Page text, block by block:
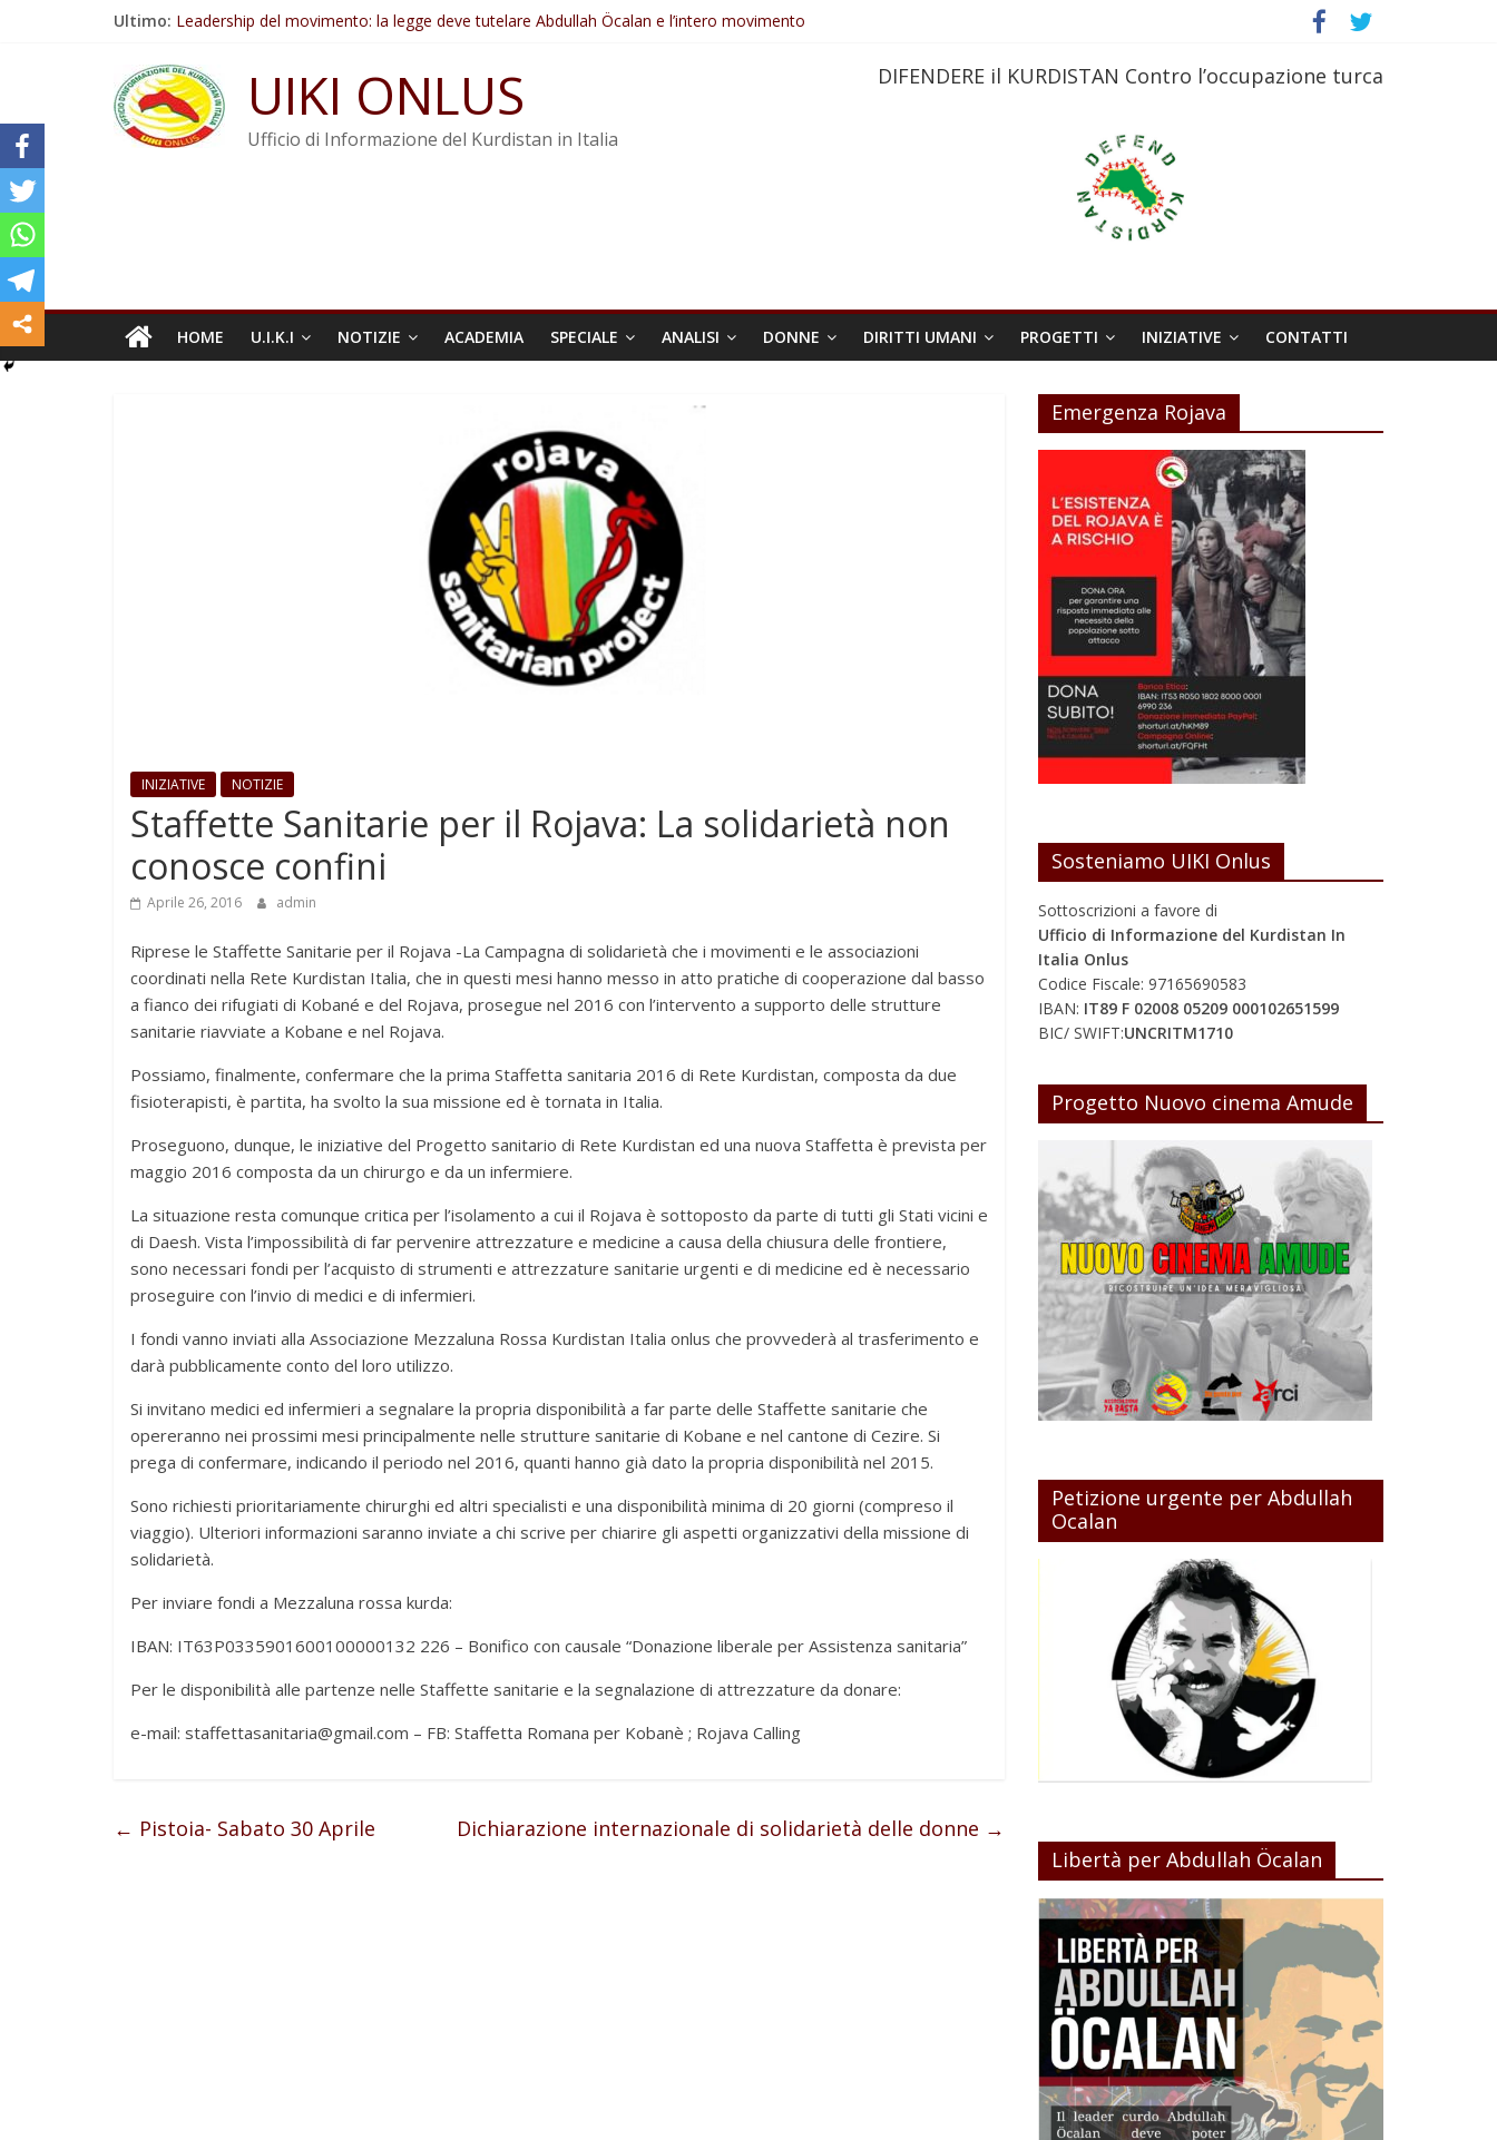
Ultimo: Leadership del movimento: la legge deve tutelare Abdullah Öcalan e l’intero movimento
Non tenere conto della situazione di Rêber Apo ostacolerebbe l’attuazione della legge
Il KNK chiede un’azione internazionale contro i crimini di guerra dell’Iran
Abdullah Öcalan: Le legge negativa deve essere trasformata in legge positiva
UIKI ONLUS
Ufficio di Informazione del Kurdistan in Italia
DIFENDERE il KURDISTAN Contro l’occupazione turca
HOME U.I.K.I NOTIZIE ACADEMIA SPECIALE ANALISI DONNE DIRITTI UMANI PROGETTI INIZIATIVE CONTATTI
INIZIATIVE NOTIZIE
Staffette Sanitarie per il Rojava: La solidarietà non
conosce confini
Aprile 26, 2016 admin
Riprese le Staffette Sanitarie per il Rojava -La Campagna di solidarietà che i movimenti e le associazioni
coordinati nella Rete Kurdistan Italia, che in questi mesi hanno messo in atto pratiche di cooperazione dal basso
a fianco dei rifugiati di Kobané e del Rojava, prosegue nel 2016 con l’intervento a supporto delle strutture
sanitarie riavviate a Kobane e nel Rojava.
Possiamo, finalmente, confermare che la prima Staffetta sanitaria 2016 di Rete Kurdistan, composta da due
fisioterapisti, è partita, ha svolto la sua missione ed è tornata in Italia.
Proseguono, dunque, le iniziative del Progetto sanitario di Rete Kurdistan ed una nuova Staffetta è prevista per
maggio 2016 composta da un chirurgo e da un infermiere.
La situazione resta comunque critica per l’isolamento a cui il Rojava è sottoposto da parte di tutti gli Stati vicini e
di Daesh. Vista l’impossibilità di far pervenire attrezzature e medicine a causa della chiusura delle frontiere,
sono necessari fondi per l’acquisto di strumenti e attrezzature sanitarie urgenti e di medicine ed è necessario
proseguire con l’invio di medici e di infermieri.
I fondi vanno inviati alla Associazione Mezzaluna Rossa Kurdistan Italia onlus che provvederà al trasferimento e
darà pubblicamente conto del loro utilizzo.
Si invitano medici ed infermieri a segnalare la propria disponibilità a far parte delle Staffette sanitarie che
opereranno nei prossimi mesi principalmente nelle strutture sanitarie di Kobane e nel cantone di Cezire. Si
prega di confermare, indicando il periodo nel 2016, quanti hanno già dato la propria disponibilità nel 2015.
Sono richiesti prioritariamente chirurghi ed altri specialisti e una disponibilità minima di 20 giorni (compreso il
viaggio). Ulteriori informazioni saranno inviate a chi scrive per chiarire gli aspetti organizzativi della missione di
solidarietà.
Per inviare fondi a Mezzaluna rossa kurda:
IBAN: IT63P0335901600100000132 226 – Bonifico con causale “Donazione liberale per Assistenza sanitaria”
Per le disponibilità alle partenze nelle Staffette sanitarie e la segnalazione di attrezzature da donare:
e-mail: staffettasanitaria@gmail.com – FB: Staffetta Romana per Kobanè ; Rojava Calling
← Pistoia- Sabato 30 Aprile Dichiarazione internazionale di solidarietà delle donne →
Emergenza Rojava
Sosteniamo UIKI Onlus
Sottoscrizioni a favore di
Ufficio di Informazione del Kurdistan In
Italia Onlus
Codice Fiscale: 97165690583
IBAN: IT89 F 02008 05209 000102651599
BIC/ SWIFT:UNCRITM1710
Progetto Nuovo cinema Amude
Petizione urgente per Abdullah
Ocalan
Libertà per Abdullah Öcalan